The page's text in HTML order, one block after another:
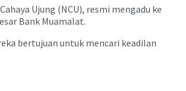
Ujung (NCU), resmi mengadu ke
Bank Muamalat.
bertujuan untuk mencari keadilan